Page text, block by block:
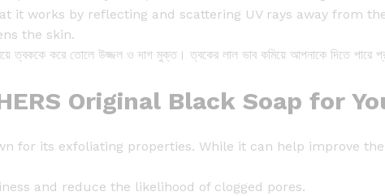
r
i
g
n
l
5
it works by reflecting and scattering UV rays away from
the skin.
ত্বককে করে তোলে উজ্জল ও দাগ মুক্ত। ত্বকের লাল ভাব কমিয়ে আপনাকে দিতে পারে
Original Black Soap for
for its exfoliating properties. While it can help improve
and reduce the likelihood of clogged pores.